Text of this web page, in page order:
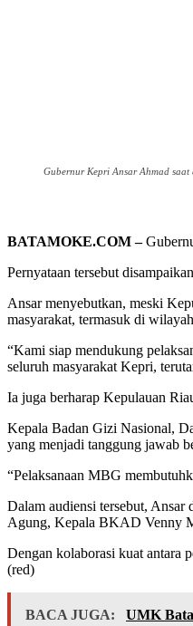
Gubernur Kepri Ansar Ahmad
BATAMOKE.COM –
Pernyataan tersebut
Ansar menyebutkan, meski
masyarakat, termasuk di
“Kami siap mendukung
seluruh masyarakat Kepri,
Ia juga berharap Kepulauan
Kepala Badan Gizi Nasional,
yang menjadi tanggung jawab
“Pelaksanaan MBG
Dalam audiensi tersebut,
Agung, Kepala BKAD Venny
Dengan kolaborasi kuat antara
(red)
BACA JUGA: UMK